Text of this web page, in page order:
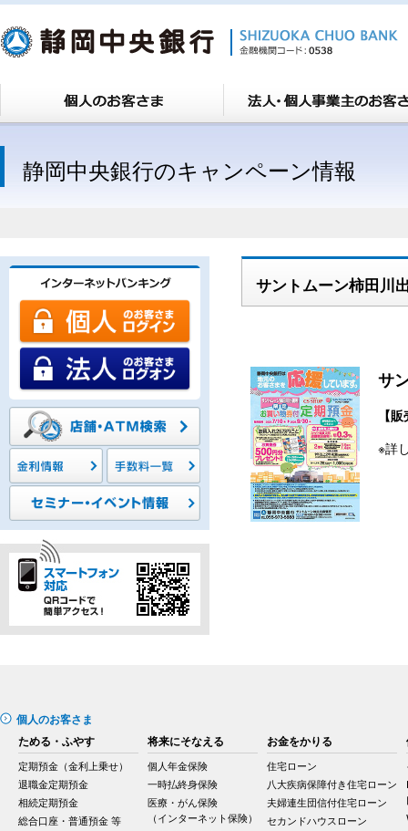
静岡中央銀行のキャンペーン情報
サントムーン柿田川
サ
【
※詳
個人のお客さま
ためる・ふやす
定期預金（金利上乗せ）
退職金定期預金
相続定期預金
総合口座・普通預金 等
将来にそなえる
個人年金保険
一時払終身保険
医療・がん保険
（インターネット保険）
お金をかりる
住宅ローン
八大疾病保障付き住宅ローン
夫婦連生団信付住宅ローン
セカンドハウスローン